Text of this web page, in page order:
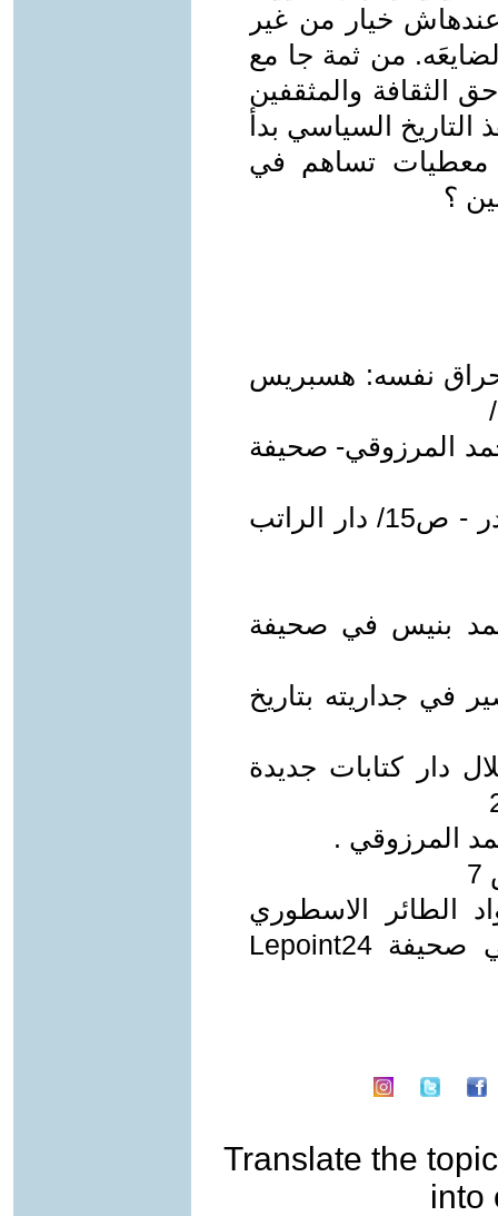
عندهاش خيار من غير
من ثمة جا مع
الثقافة والمثقفين
التاريخ السياسي بدأ
هاته معطيات تساهم في
؟
نفسه: هسبريس
المرزوقي- صحيفة
3) أدباء منتحرون لمكرم شاكر إسكندر - ص15/ دار الراتب
بنيس في صحيفة
في جداريته بتاريخ
دار كتابات جديدة
الطائر الاسطوري
ققنس - لإدريس امغار مسناوي في صحيفة Lepoint24
Translate the topic
into